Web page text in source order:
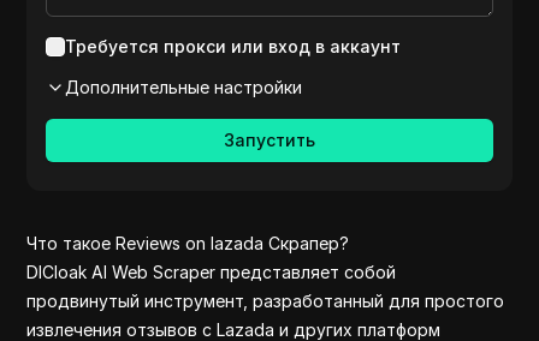
Pinterest comment
clothes
Pinterest
Reddit comment
Требуется прокси или вход в аккаунт
Дополнительные настройки
Запустить
Что такое Reviews on lazada Скрапер?
DICloak AI Web Scraper представляет собой
продвинутый инструмент, разработанный для простого
извлечения отзывов с Lazada и других платформ